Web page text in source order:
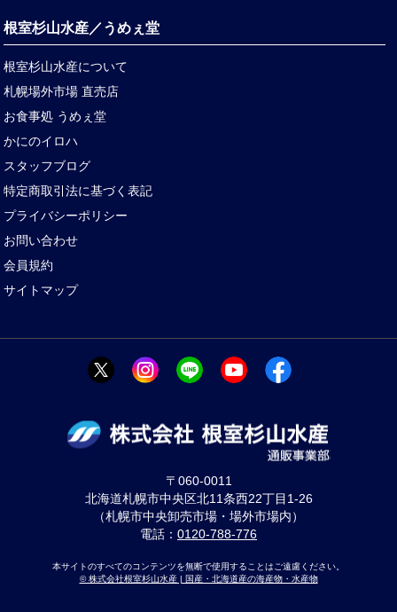
根室杉山水産／うめぇ堂
根室杉山水産について
札幌場外市場 直売店
お食事処 うめぇ堂
かにのイロハ
スタッフブログ
特定商取引法に基づく表記
プライバシーポリシー
お問い合わせ
会員規約
サイトマップ
〒060-0011
北海道札幌市中央区北11条西22丁目1-26
（札幌市中央卸売市場・場外市場内）
電話： 0120-788-776
本サイトのすべてのコンテンツを無断で使用することはご遠慮ください。
© 株式会社根室杉山水産 | 国産・北海道産の海産物・水産物